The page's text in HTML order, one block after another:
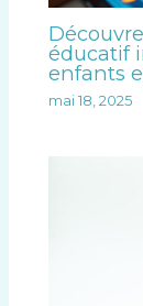
éducatif
enfants
mai 18, 2025